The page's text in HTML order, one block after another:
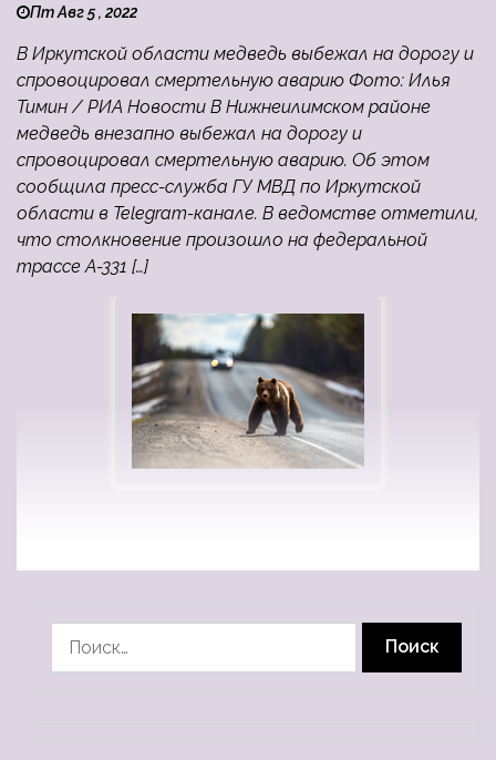
Пт Авг 5 , 2022
В Иркутской области медведь выбежал на дорогу и
спровоцировал смертельную аварию Фото: Илья
Тимин / РИА Новости В Нижнеилимском районе
медведь внезапно выбежал на дорогу и
спровоцировал смертельную аварию. Об этом
сообщила пресс-служба ГУ МВД по Иркутской
области в Telegram-канале. В ведомстве отметили,
что столкновение произошло на федеральной
трассе А-331 […]